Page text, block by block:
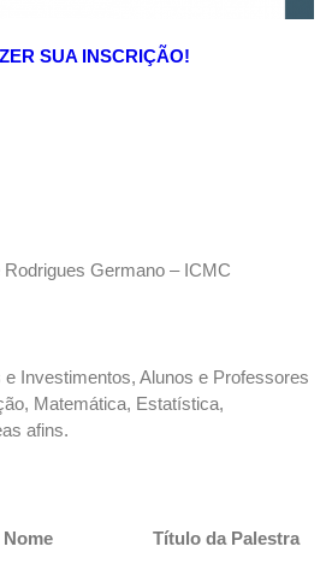
SUA INSCRIÇÃO!
Germano – ICMC
Investimentos, Alunos e Professores
Matemática, Estatística,
afins.
Nome Título da Palestra